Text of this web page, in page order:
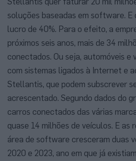
soluções baseadas em software. E
lucro de 40%. Para o efeito, a
próximos seis anos, mais de 34
conectados. Ou seja, automóveis e
com sistemas ligados à Internet e
Stellantis, que podem subscrever
acrescentado. Segundo dados do
carros conectados das várias
quase 14 milhões de veículos. E as
área de software cresceram duas
2020 e 2023, ano em que já